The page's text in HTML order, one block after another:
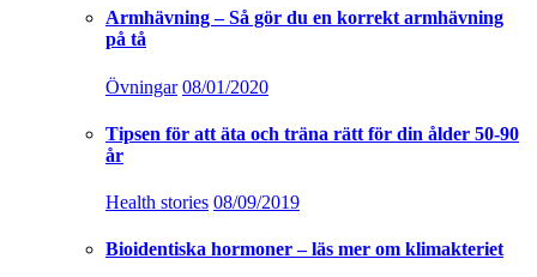
Armhävning – Så gör du en korrekt armhävning
på tå
Övningar 08/01/2020
Tipsen för att äta och träna rätt för din ålder 50-90
år
Health stories 08/09/2019
Bioidentiska hormoner – läs mer om klimakteriet